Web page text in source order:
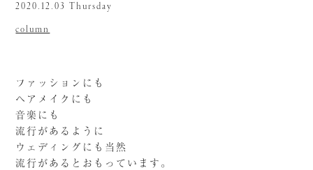
2020.12.03 Thursday
column
ファッションにも
ヘアメイクにも
音楽にも
流行があるように
ウェディングにも当然
流行があるとおもっています。